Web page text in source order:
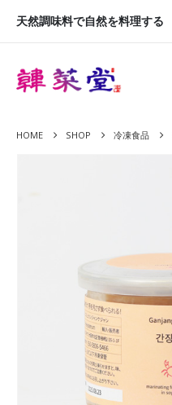
天然調味料で自然を料理する
HOME SHOP 冷凍食品